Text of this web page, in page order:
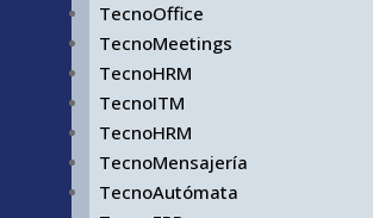
TecnoOffice
TecnoMeetings
TecnoHRM
TecnoITM
TecnoHRM
TecnoMensajería
TecnoAutómata